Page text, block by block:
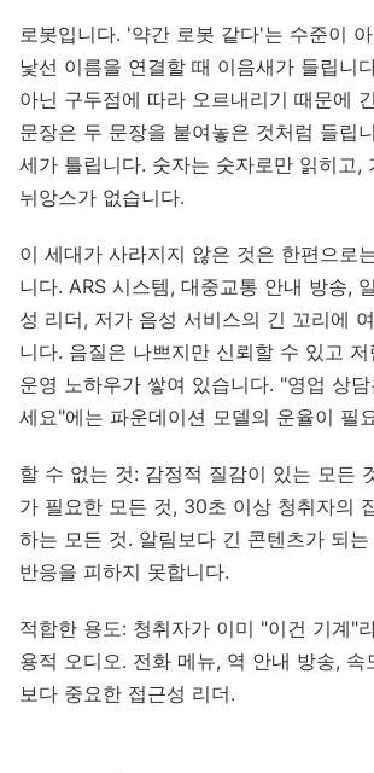
로봇입니다. '약간 로봇 같다'는 수준이
낯선 이름을 연결할 때 이음새가 들립니
아닌 구두점에 따라 오르내리기 때문에
문장은 두 문장을 붙여놓은 것처럼 들립
세가 틀립니다. 숫자는 숫자로만 읽히고,
뉘앙스가 없습니다.
이 세대가 사라지지 않은 것은 한편으로
니다. ARS 시스템, 대중교통 안내 방송,
성 리더, 저가 음성 서비스의 긴 꼬리에
니다. 음질은 나쁘지만 신뢰할 수 있고
운영 노하우가 쌓여 있습니다. "영업 상
세요"에는 파운데이션 모델의 운율이 필
할 수 없는 것: 감정적 질감이 있는 모든
가 필요한 모든 것, 30초 이상 청취자의
하는 모든 것. 알림보다 긴 콘텐츠가 되
반응을 피하지 못합니다.
적합한 용도: 청취자가 이미 "이건 기계"
용적 오디오. 전화 메뉴, 역 안내 방송, 속
보다 중요한 접근성 리더.